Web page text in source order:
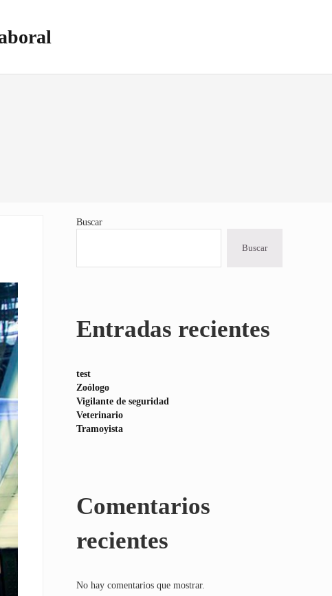
Sidebar
Buscar
Buscar
Entradas recientes
test
Zoólogo
Vigilante de seguridad
Veterinario
Tramoyista
Comentarios
recientes
No hay comentarios que mostrar.